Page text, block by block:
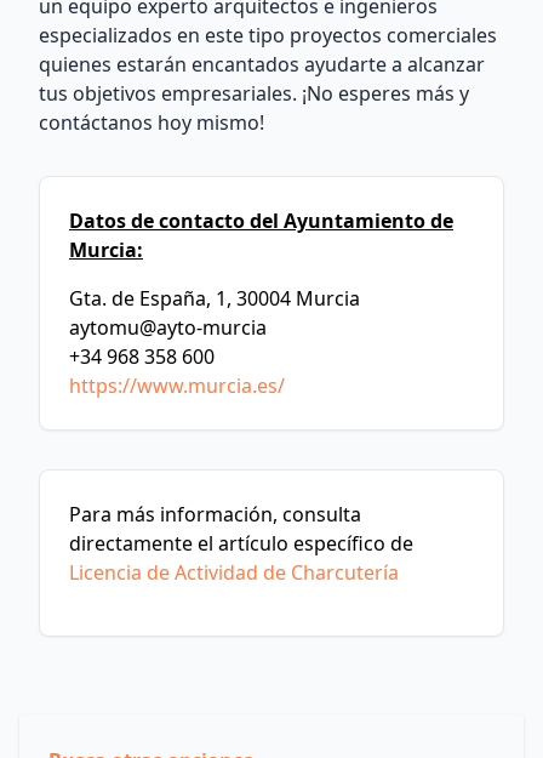
un equipo experto arquitectos e ingenieros
especializados en este tipo proyectos comerciales
quienes estarán encantados ayudarte a alcanzar
tus objetivos empresariales. ¡No esperes más y
contáctanos hoy mismo!
Datos de contacto del Ayuntamiento de
Murcia:
Gta. de España, 1, 30004 Murcia
aytomu@ayto-murcia
+34 968 358 600
https://www.murcia.es/
Para más información, consulta
directamente el artículo específico de
Licencia de Actividad de Charcutería